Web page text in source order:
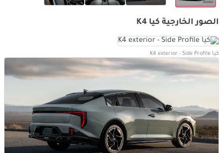
الصور الخارجية كيا K4
كيا K4 exterior - Side Profile